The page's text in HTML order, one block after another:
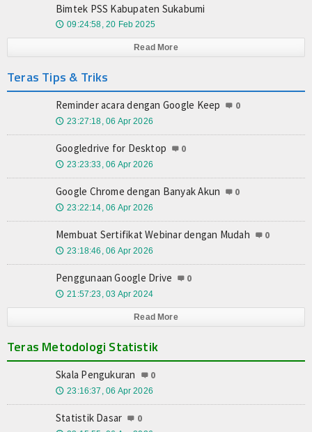
Bimtek PSS Kabupaten Sukabumi
🕔 09:24:58, 20 Feb 2025
Read More
Teras Tips & Triks
Reminder acara dengan Google Keep 0
🕔 23:27:18, 06 Apr 2026
Googledrive for Desktop 0
🕔 23:23:33, 06 Apr 2026
Google Chrome dengan Banyak Akun 0
🕔 23:22:14, 06 Apr 2026
Membuat Sertifikat Webinar dengan Mudah 0
🕔 23:18:46, 06 Apr 2026
Penggunaan Google Drive 0
🕔 21:57:23, 03 Apr 2024
Read More
Teras Metodologi Statistik
Skala Pengukuran 0
🕔 23:16:37, 06 Apr 2026
Statistik Dasar 0